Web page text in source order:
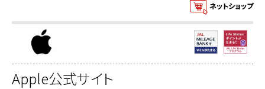
ネットショップ
Apple公式サイト